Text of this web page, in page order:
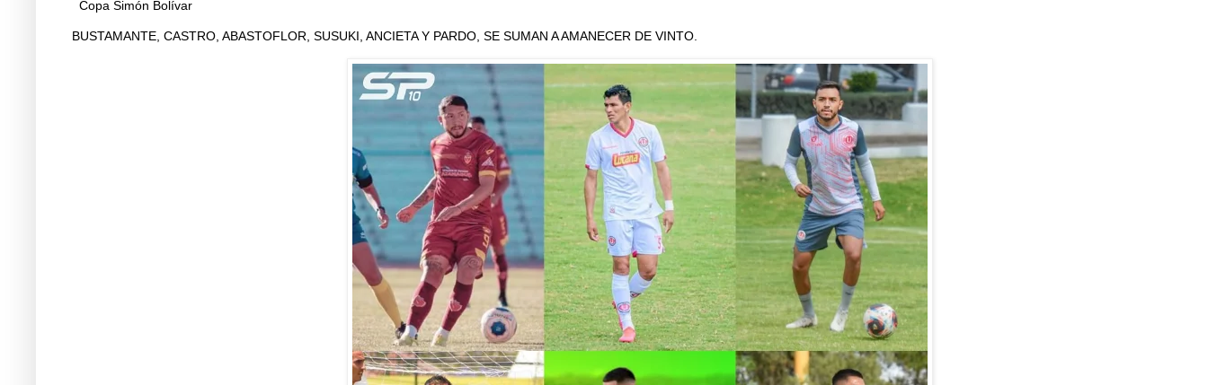
Copa Simón Bolívar
BUSTAMANTE, CASTRO, ABASTOFLOR, SUSUKI, ANCIETA Y PARDO, SE SUMAN A AMANECER DE VINTO.